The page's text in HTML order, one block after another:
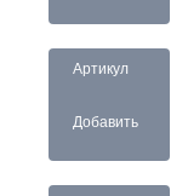
Артикул
Добавить